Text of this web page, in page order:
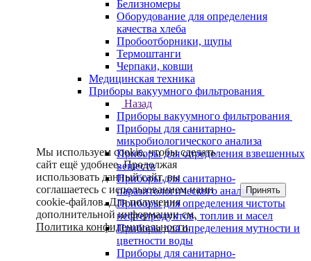
Белизномеры
Оборудование для определения
качества хлеба
Пробоотборники, щупы
Термоштанги
Черпаки, ковши
Медицинская техника
Приборы вакуумного фильтрования
Назад
Приборы вакуумного фильтрования
Приборы для санитарно-
микробиологического анализа
Приборы для определения взвешенных
веществ
Приборы для санитарно-
паразитологического анализа
Приборы для определения чистоты
нефтепродуктов, топлив и масел
Приборы для определения мутности и
цветности воды
Приборы для санитарно-
Мы используем cookie, чтобы сделать
сайт ещё удобнее. Продолжая
использовать данный сайт, вы
соглашаетесь с использованием нами
cookie-файлов. Для получения
дополнительной информации см.
Политика конфиденциальности.
Принять